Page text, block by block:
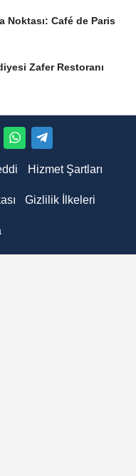
Noktası: Café de Paris
Zafer Restoranı
Hizmet Şartları
Gizlilik İlkeleri